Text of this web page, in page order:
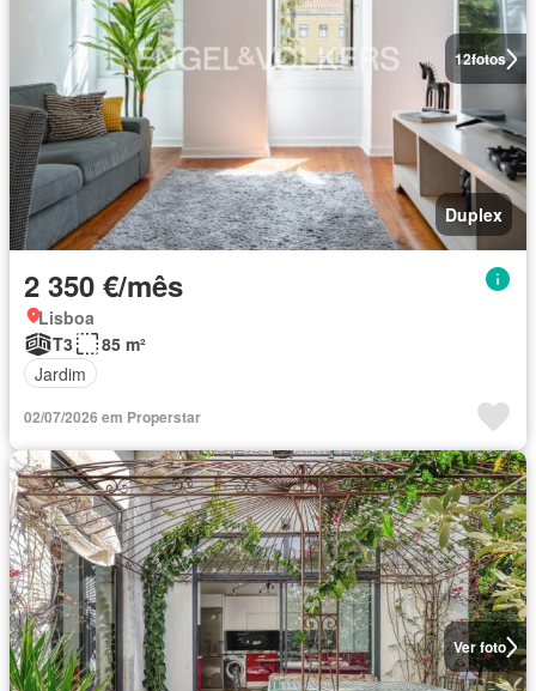
12fotos
Duplex
2 350 €/mês
Lisboa
T3
85 m²
Jardim
02/07/2026 em Properstar
Ver foto